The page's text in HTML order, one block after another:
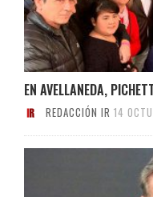
EN AVELLANEDA,
REDACCIÓN IR 14